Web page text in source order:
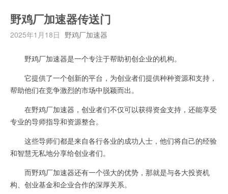
野鸡厂加速器传送门
2025年1月18日 野鸡厂加速器
野鸡厂加速器是一个专注于帮助初创企业的机构。
它提供了一个创新的平台，为创业者们提供种种资源和支持，
帮助他们在竞争激烈的市场中脱颖而出。
在野鸡厂加速器，创业者们不仅可以获得资金支持，还能享受
专业的导师指导和资源整合。
这些导师们都是来自各行各业的成功人士，他们将自己的经验
和智慧无私地分享给创业者们。
而野鸡厂加速器还有一个强大的优势，那就是与各大投资机
构、创业基金和企业合作的深厚关系。